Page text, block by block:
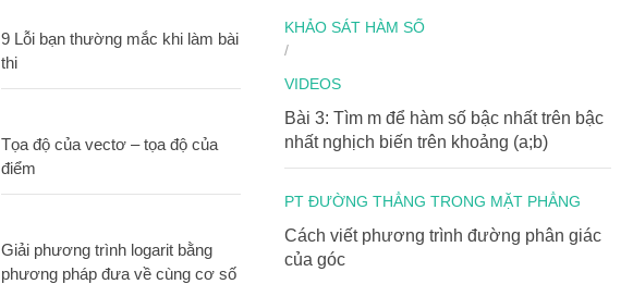
KHẢO SÁT HÀM SỐ
/
VIDEOS
Bài 3: Tìm m để hàm số bậc nhất trên bậc
nhất nghịch biến trên khoảng (a;b)
PT ĐƯỜNG THẲNG TRONG MẶT PHẲNG
Cách viết phương trình đường phân giác
của góc
9 Lỗi bạn thường mắc khi làm bài
thi
Tọa độ của vectơ – tọa độ của
điểm
Giải phương trình logarit bằng
phương pháp đưa về cùng cơ số